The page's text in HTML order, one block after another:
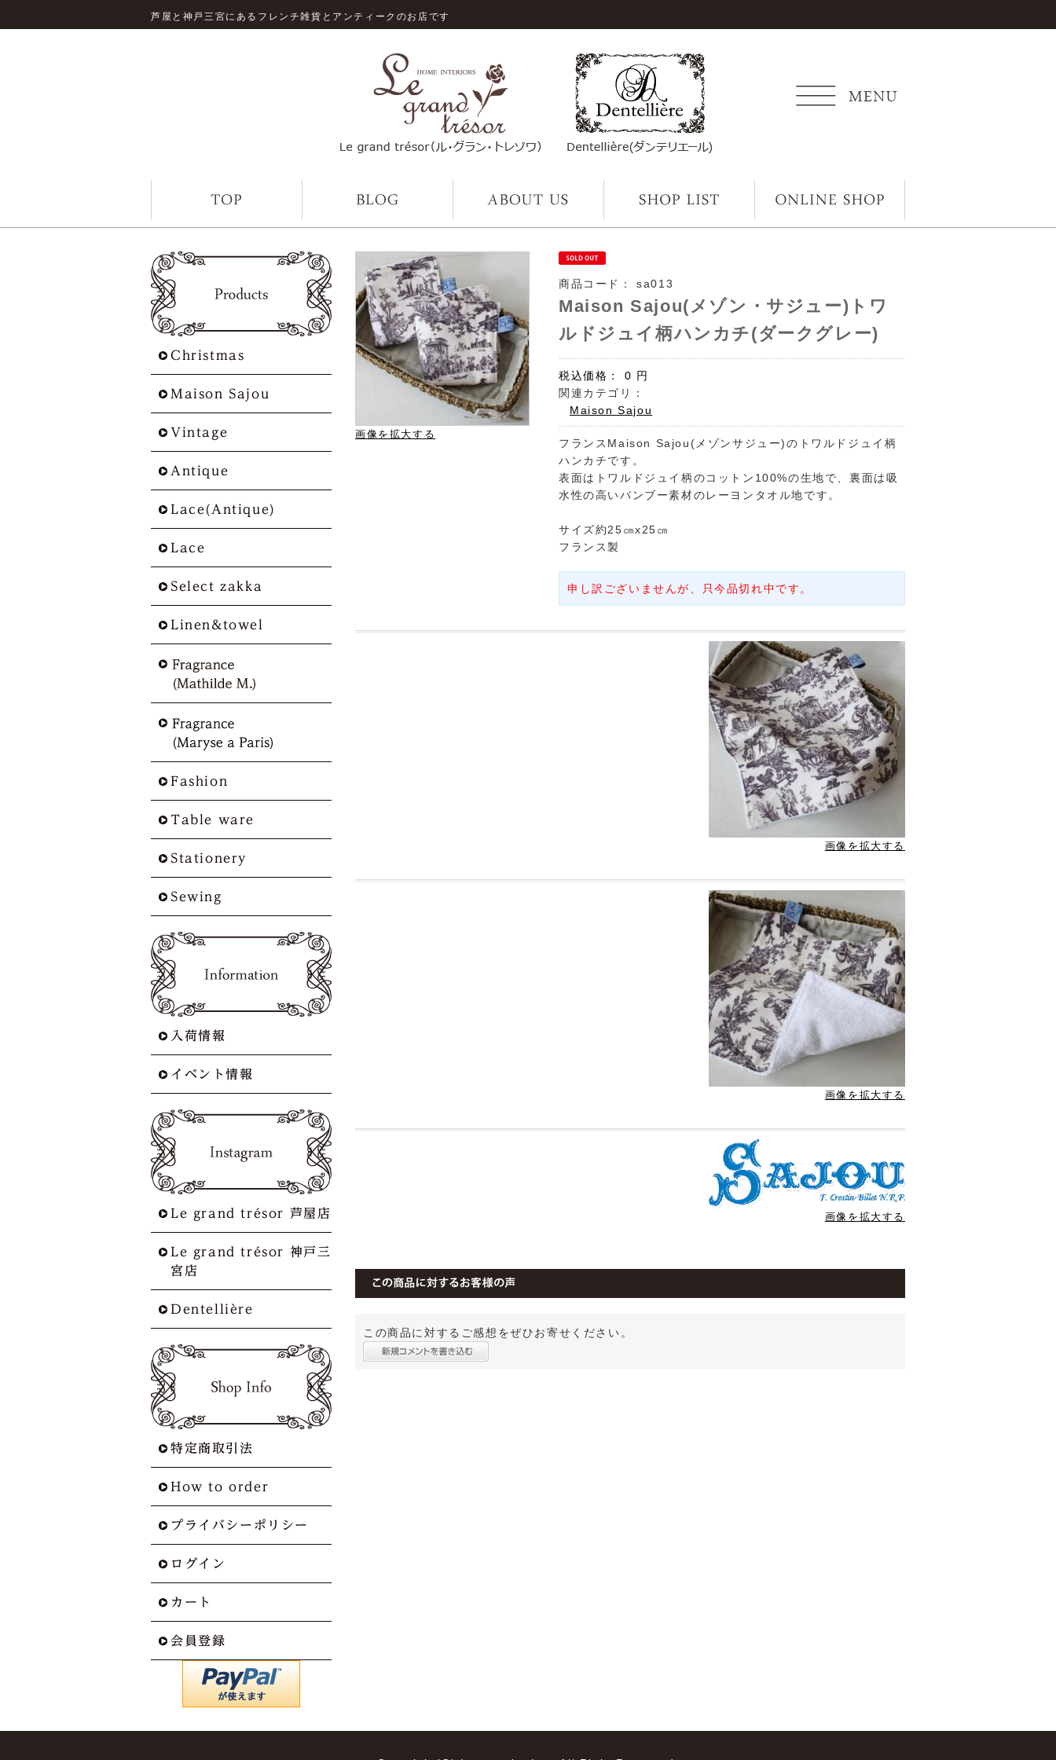
芦屋と神戸三宮にあるフレンチ雑貨とアンティークのお店です
Christmas
Maison Sajou
Vintage
Antique
Lace(Antique)
Lace
Select zakka
Linen&towel
Fashion
Table ware
Stationery
Sewing
入荷情報
イベント情報
Le grand trésor 芦屋店
Le grand trésor 神戸三
宮店
Dentellière
特定商取引法
How to order
プライバシーポリシー
ログイン
カート
会員登録
画像を拡大する
商品コード： sa013
Maison Sajou(メゾン・サジュー)トワ
ルドジュイ柄ハンカチ(ダークグレー)
税込価格： 0 円
関連カテゴリ：
Maison Sajou
フランスMaison Sajou(メゾンサジュー)のトワルドジュイ柄
ハンカチです。
表面はトワルドジュイ柄のコットン100%の生地で、裏面は吸
水性の高いバンブー素材のレーヨンタオル地です。
サイズ約25㎝x25㎝
フランス製
申し訳ございませんが、只今品切れ中です。
画像を拡大する
画像を拡大する
画像を拡大する
この商品に対するご感想をぜひお寄せください。